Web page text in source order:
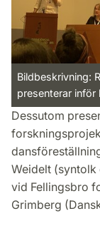
Bildbeskrivning:
presenterar inför
Dessutom
Weidelt
vid Fellingsbro
Grimberg